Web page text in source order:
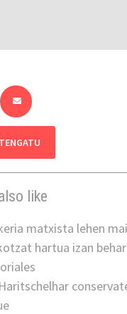
like
matxista lehen
hartua izan